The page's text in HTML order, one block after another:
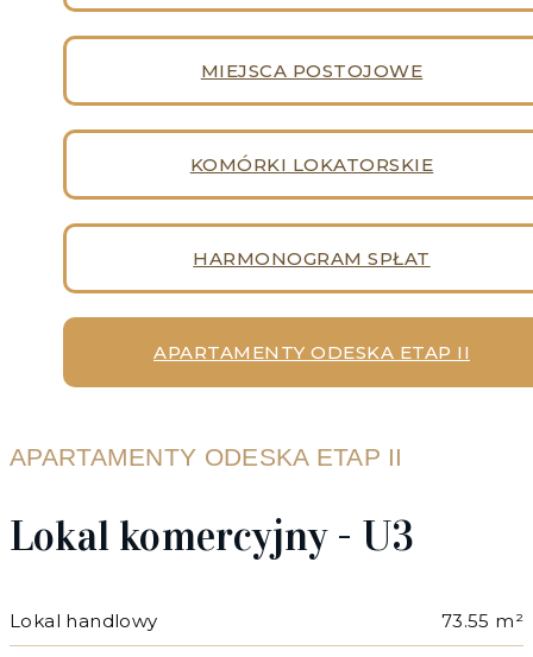
MIEJSCA POSTOJOWE
KOMÓRKI LOKATORSKIE
HARMONOGRAM SPŁAT
APARTAMENTY ODESKA ETAP II
APARTAMENTY ODESKA ETAP II
Lokal komercyjny - U3
Lokal handlowy 73.55 m²